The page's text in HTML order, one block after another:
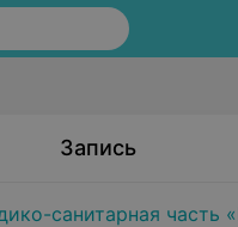
Запись
санитарная часть